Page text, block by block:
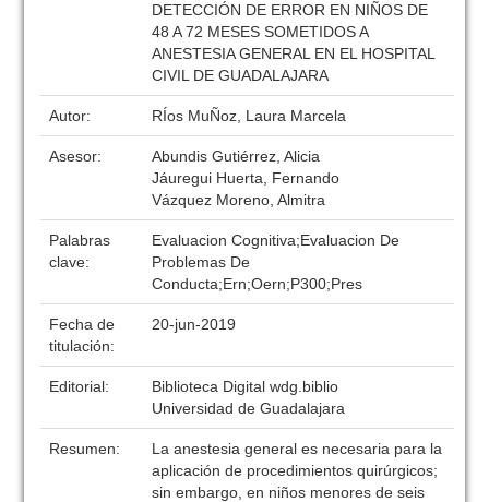
DETECCIÓN DE ERROR EN NIÑOS DE
48 A 72 MESES SOMETIDOS A
ANESTESIA GENERAL EN EL HOSPITAL
CIVIL DE GUADALAJARA
Autor: RÍos MuÑoz, Laura Marcela
Asesor:
Abundis Gutiérrez, Alicia
Jáuregui Huerta, Fernando
Vázquez Moreno, Almitra
Palabras
clave:
Evaluacion Cognitiva;Evaluacion De
Problemas De
Conducta;Ern;Oern;P300;Pres
Fecha de
titulación:
20-jun-2019
Editorial:
Biblioteca Digital wdg.biblio
Universidad de Guadalajara
Resumen:
La anestesia general es necesaria para la
aplicación de procedimientos quirúrgicos;
sin embargo, en niños menores de seis